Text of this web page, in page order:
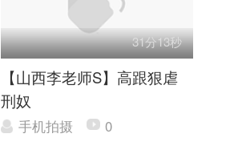
31分13秒
【山西李老师S】高跟狠虐
刑奴
手机拍摄 0